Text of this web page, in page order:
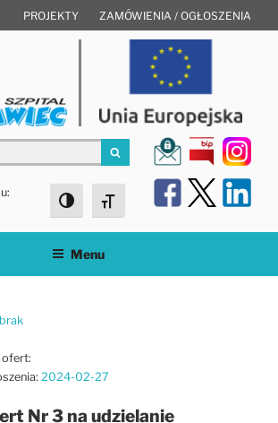
PROJEKTY ZAMÓWIENIA / OGŁOSZENIA
Szukaj
Toggle High Contrast
Toggle Font size
Menu
brak
ofert:
2024-02-27
Nr 3 na udzielanie